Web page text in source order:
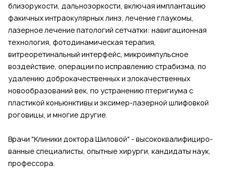
близорукости, дальнозоркости, включая имплантацию
факичных интраокулярных линз, лечение глаукомы,
лазерное лечение патологий сетчатки: навигационная
технология, фотодинамическая терапия,
витреоретинальный интерфейс, микроимпульсное
воздействие, операции по исправлению страбизма, по
удалению доброкачественных и злокачественных
новообразований век, по устранению птеригиума с
пластикой конъюнктивы и эксимер-лазерной шлифовкой
роговицы, и многие другие.
Врачи "Клиники доктора Шиловой" - вы­со­коква­ли­фи­ци­ро­
ван­ные специалисты, опытные хи­рур­ги, кан­ди­да­ты на­ук,
про­фес­со­ра.